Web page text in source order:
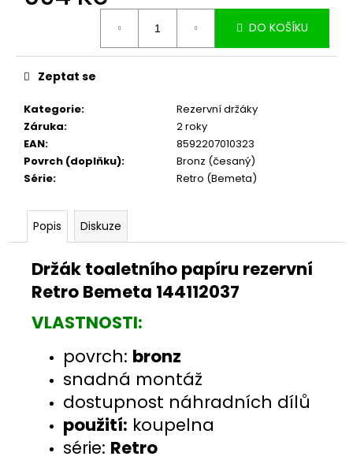
DO KOŠÍKU
Kategorie:
Rezervní držáky
Záruka:
2 roky
EAN:
8592207010323
Povrch (doplňku):
Bronz (česaný)
Série: Retro (Bemeta)
Zeptat se
Popis Diskuze
Držák toaletního papíru rezervní
Retro Bemeta 144112037
VLASTNOSTI:
povrch: bronz
snadná montáž
dostupnost náhradních dílů
použití: koupelna
série: Retro